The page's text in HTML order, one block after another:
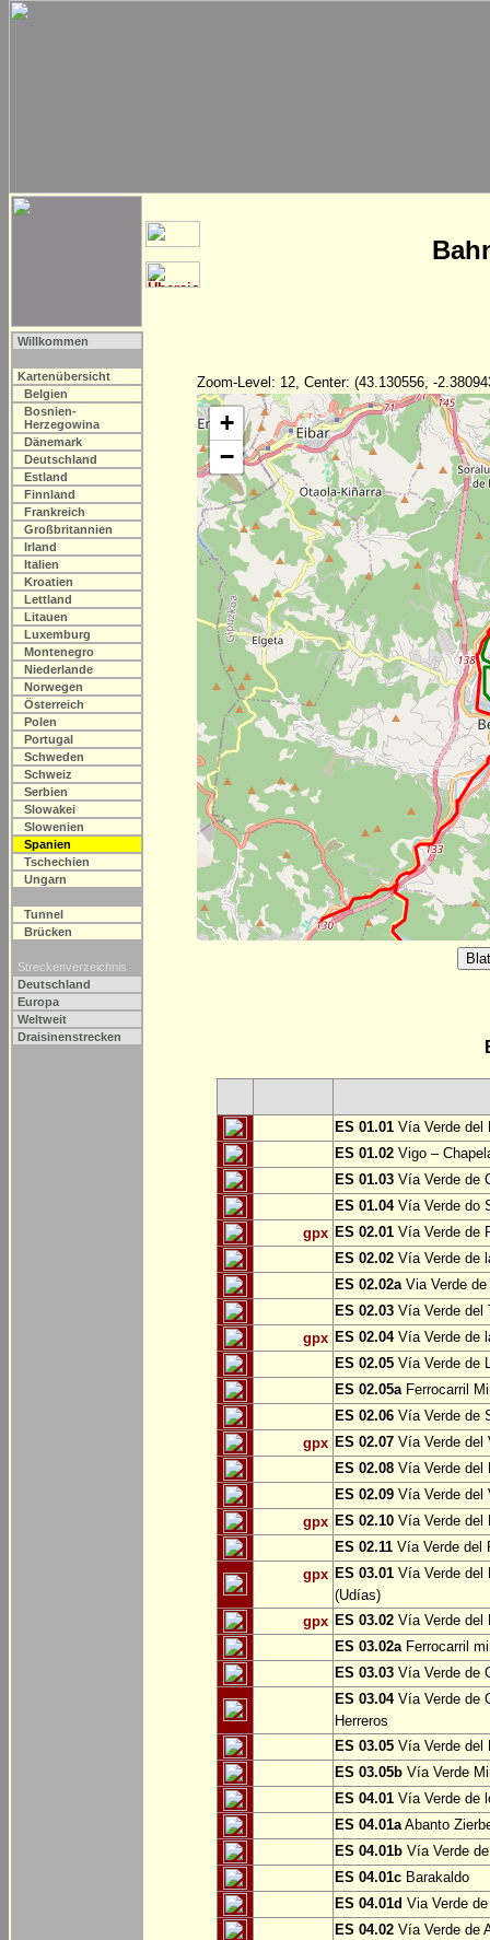
Willkommen
Kartenübersicht
Belgien
Bosnien-
Herzegowina
Dänemark
Deutschland
Estland
Finnland
Frankreich
Großbritannien
Irland
Italien
Kroatien
Lettland
Litauen
Luxemburg
Montenegro
Niederlande
Norwegen
Österreich
Polen
Portugal
Schweden
Schweiz
Serbien
Slowakei
Slowenien
Spanien
Tschechien
Ungarn
Tunnel
Brücken
Streckenverzeichnis
Deutschland
Europa
Weltweit
Draisinenstrecken
Zoom-Level: 12, Center: (43.130556, -
+
−
ES 01.01 Vía Verde del
ES 01.02 Vigo –
ES 01.03 Vía Verde de
ES 01.04Vía Verde do
gpx ES 02.01 Vía Verde de
ES 02.02 Vía Verde de
ES 02.02aVia Verde de
ES 02.03 Vía Verde del
gpx ES 02.04Vía Verde de
ES 02.05 Vía Verde de
ES 02.05aFerrocarril
ES 02.06 Vía Verde de
gpx ES 02.07 Vía Verde del
ES 02.08 Vía Verde del
ES 02.09 Vía Verde del
gpx ES 02.10 Vía Verde del
ES 02.11 Vía Verde del
gpx ES 03.01 Vía Verde del
(Udías)
gpx ES 03.02 Vía Verde del
ES 03.02aFerrocarril
ES 03.03 Vía Verde de
ES 03.04Vía Verde de
Herreros
ES 03.05 Vía Verde del
ES 03.05b Vía Verde
ES 04.01 Vía Verde de
ES 04.01aAbanto
ES 04.01b Vía Verde
ES 04.01c Barakaldo
ES 04.01d Via Verde
ES 04.02 Vía Verde de